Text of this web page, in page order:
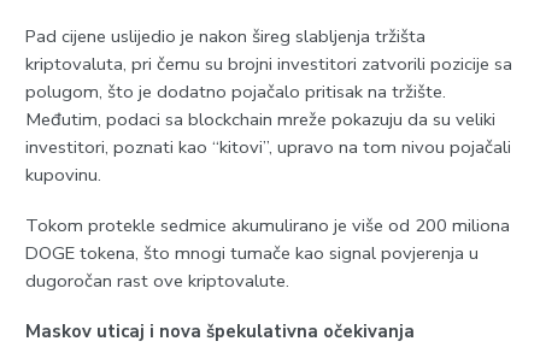
Pad cijene uslijedio je nakon šireg slabljenja tržišta
kriptovaluta, pri čemu su brojni investitori zatvorili pozicije sa
polugom, što je dodatno pojačalo pritisak na tržište.
Međutim, podaci sa blockchain mreže pokazuju da su veliki
investitori, poznati kao “kitovi”, upravo na tom nivou pojačali
kupovinu.
Tokom protekle sedmice akumulirano je više od 200 miliona
DOGE tokena, što mnogi tumače kao signal povjerenja u
dugoročan rast ove kriptovalute.
Maskov uticaj i nova špekulativna očekivanja